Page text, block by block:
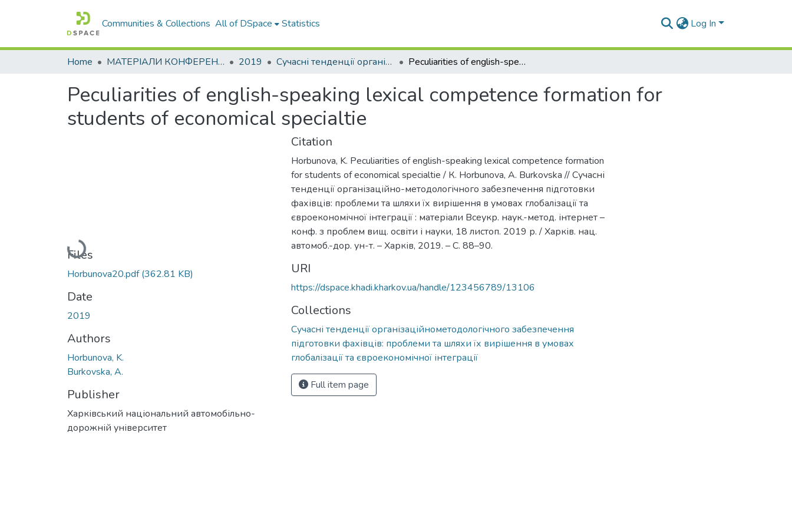
Communities & Collections All of DSpace Statistics Log In
Home МАТЕРІАЛИ КОНФЕРЕНЦІЙ 2019 Сучасні тенденції організаційнометодологічного забезпечення підготовки фахівців: проблеми та шляхи їх вирішення в умовах глобалізації та євроекономічної інтеграції Peculiarities of english-speaking lexical competence formation for students of economical specialtie
Peculiarities of english-speaking lexical competence formation for
students of economical specialtie
Loading...
Files
Horbunova20.pdf(362.81 KB)
Date
2019
Authors
Horbunova, K.
Burkovska, A.
Publisher
Харківський національний автомобільно-
дорожній університет
Citation
Horbunova, K. Peculiarities of english-speaking lexical competence formation
for students of economical specialtie / К. Horbunova, А. Burkovska // Сучасні
тенденції організаційно-методологічного забезпечення підготовки
фахівців: проблеми та шляхи їх вирішення в умовах глобалізації та
євроекономічної інтеграції : матеріали Всеукр. наук.-метод. інтернет –
конф. з проблем вищ. освіти і науки, 18 листоп. 2019 р. / Харків. нац.
автомоб.-дор. ун-т. – Харків, 2019. – С. 88–90.
URI
https://dspace.khadi.kharkov.ua/handle/123456789/13106
Collections
Сучасні тенденції організаційнометодологічного забезпечення
підготовки фахівців: проблеми та шляхи їх вирішення в умовах
глобалізації та євроекономічної інтеграції
Full item page